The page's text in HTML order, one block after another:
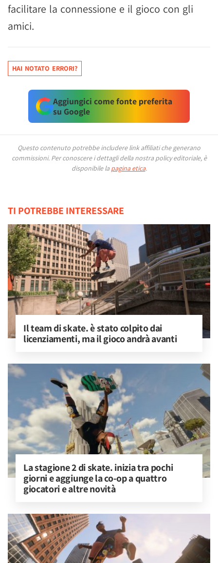
facilitare la connessione e il gioco con gli
amici.
HAI NOTATO ERRORI?
Aggiungici come fonte preferita
su Google
Questo contenuto potrebbe includere link affiliati che generano
commissioni. Per conoscere i dettagli della nostra policy editoriale, è
disponibile la pagina etica.
TI POTREBBE INTERESSARE
Il team di skate. è stato colpito dai
licenziamenti, ma il gioco andrà avanti
La stagione 2 di skate. inizia tra pochi
giorni e aggiunge la co-op a quattro
giocatori e altre novità